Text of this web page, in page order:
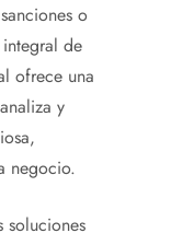
o
de
ofrece una
y
negocio.
soluciones